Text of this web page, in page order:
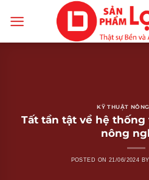
content
KỸ THUẬT
Tất tần tật về hệ
nông
POSTED ON 21/06/2024 BY